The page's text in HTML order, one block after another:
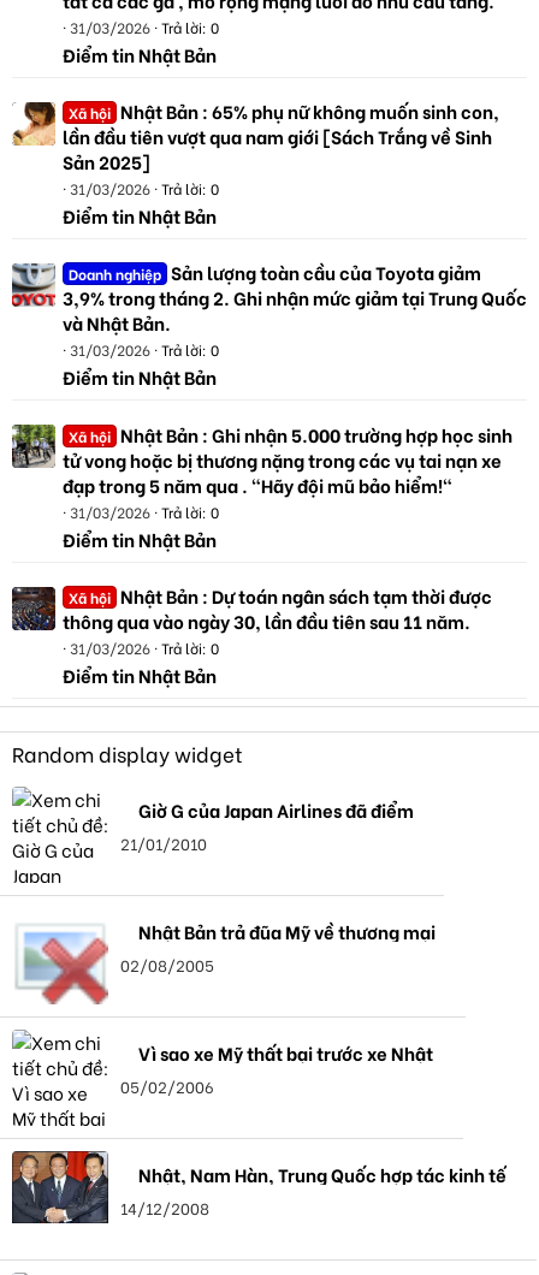
31/03/2026 Trả lời: 0
Điểm tin Nhật Bản
Xã hội Nhật Bản : 65% phụ nữ không muốn sinh con,
lần đầu tiên vượt qua nam giới [Sách Trắng về Sinh
Sản 2025]
31/03/2026 Trả lời: 0
Điểm tin Nhật Bản
Doanh nghiệp Sản lượng toàn cầu của Toyota giảm
3,9% trong tháng 2. Ghi nhận mức giảm tại Trung Quốc
và Nhật Bản.
31/03/2026 Trả lời: 0
Điểm tin Nhật Bản
Xã hội Nhật Bản : Ghi nhận 5.000 trường hợp học sinh
tử vong hoặc bị thương nặng trong các vụ tai nạn xe
đạp trong 5 năm qua . "Hãy đội mũ bảo hiểm!"
31/03/2026 Trả lời: 0
Điểm tin Nhật Bản
Xã hội Nhật Bản : Dự toán ngân sách tạm thời được
thông qua vào ngày 30, lần đầu tiên sau 11 năm.
31/03/2026 Trả lời: 0
Điểm tin Nhật Bản
Random display widget
Giờ G của Japan Airlines đã điểm
21/01/2010
Nhật Bản trả đũa Mỹ về thương mại
02/08/2005
Vì sao xe Mỹ thất bại trước xe Nhật
05/02/2006
Nhật, Nam Hàn, Trung Quốc hợp tác kinh tế
14/12/2008